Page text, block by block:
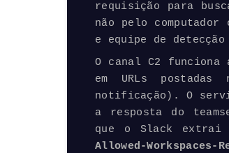
requisição para
não pelo
e equipe de
O canal C2 funciona
em URLs
notificação). O
a resposta do
que o Slack extrai
Allowed-Workspaces-